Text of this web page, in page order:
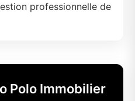
professionnelle de
Polo Immobilier